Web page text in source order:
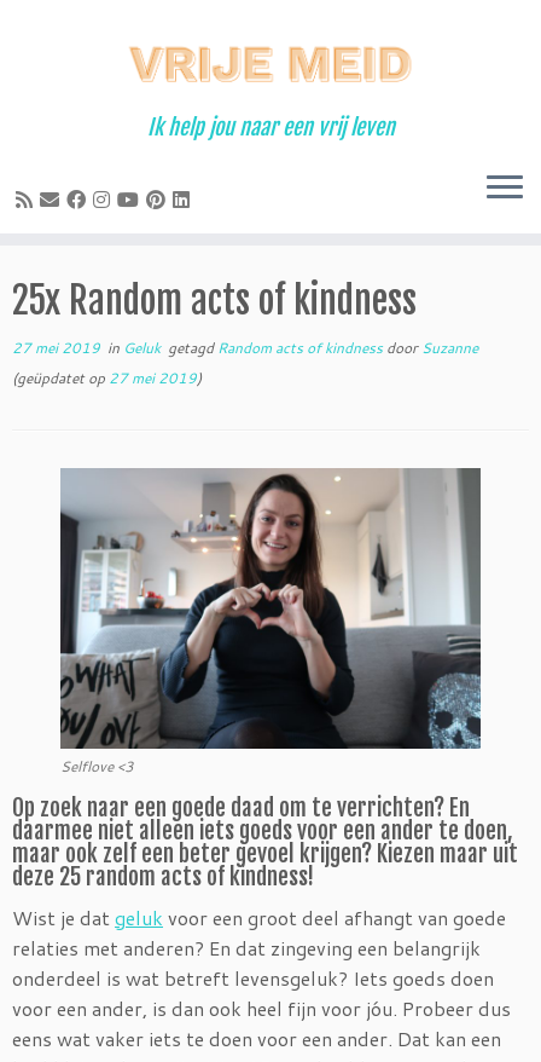
Ik help jou naar een vrij leven
25x Random acts of kindness
27 mei 2019 in Geluk getagdRandom acts of kindnessdoorSuzanne
(geüpdatet op 27 mei 2019)
Selflove <3
Op zoek naar een goede daad om te verrichten? En
daarmee niet alleen iets goeds voor een ander te doen,
maar ook zelf een beter gevoel krijgen? Kiezen maar uit
deze 25 random acts of kindness!
Wist je datgeluk voor een groot deel afhangt van goede
relaties met anderen? En dat zingeving een belangrijk
onderdeel is wat betreft levensgeluk? Iets goeds doen
voor een ander, is dan ook heel fijn voor jóu. Probeer dus
eens wat vaker iets te doen voor een ander. Dat kan een